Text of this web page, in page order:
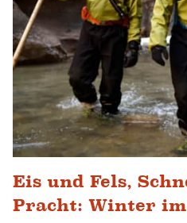
Eis und Fels,
Pracht: Winter